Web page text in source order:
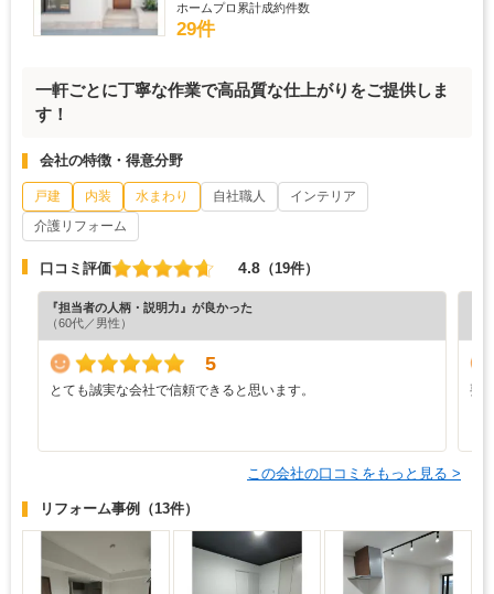
ホームプロ累計成約件数
29件
一軒ごとに丁寧な作業で高品質な仕上がりをご提供しま
す！
会社の特徴・得意分野
戸建 内装 水まわり 自社職人
インテリア
介護リフォーム
口コミ評価 4.8 （19件）
『担当者の人柄・説明力』が良かった
（60代／男性）
5
とても誠実な会社で信頼できると思います。
要
この会社の口コミをもっと見る >
リフォーム事例 （13件）